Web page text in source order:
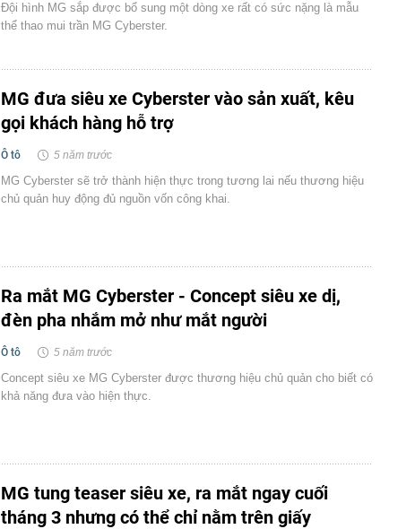
Đội hình MG sắp được bổ sung một dòng xe rất có sức nặng là mẫu
thể thao mui trần MG Cyberster.
MG đưa siêu xe Cyberster vào sản xuất, kêu
gọi khách hàng hỗ trợ
Ô tô 5 năm trước
MG Cyberster sẽ trở thành hiện thực trong tương lai nếu thương hiệu
chủ quản huy động đủ nguồn vốn công khai.
Ra mắt MG Cyberster - Concept siêu xe dị,
đèn pha nhắm mở như mắt người
Ô tô 5 năm trước
Concept siêu xe MG Cyberster được thương hiệu chủ quản cho biết có
khả năng đưa vào hiện thực.
MG tung teaser siêu xe, ra mắt ngay cuối
tháng 3 nhưng có thể chỉ nằm trên giấy